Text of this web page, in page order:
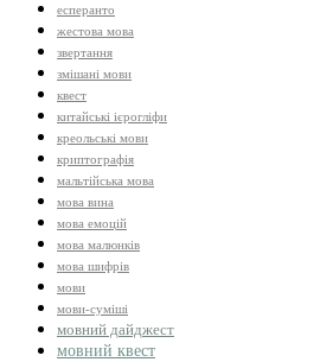
есперанто
жестова мова
звертання
змішані мови
квест
китайські ієрогліфи
креольські мови
криптографія
мальтійська мова
мова вина
мова емоцій
мова малюнків
мова шифрів
мови
мови-суміші
мовний дайджест
мовний квест